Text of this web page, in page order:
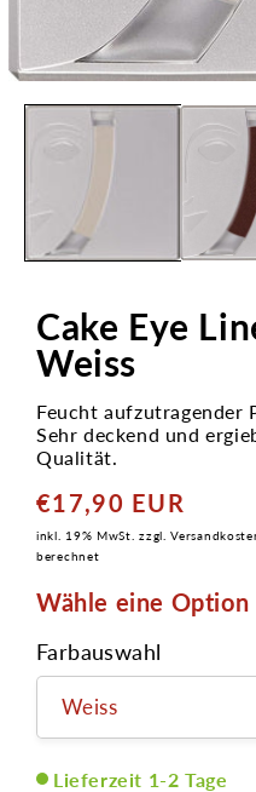
Cake Eye
Weiss
Feucht aufzutragender
Sehr deckend und
Qualität.
Normaler
Preis
€17,90 EUR
inkl. 19% MwSt. zzgl.
berechnet
Wähle eine Option
Farbauswahl
Lieferzeit 1-2 Tage